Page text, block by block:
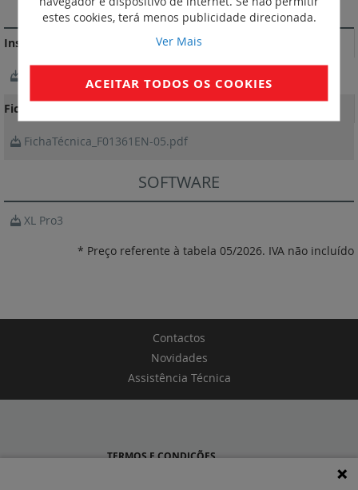
MAIS INFORMAÇÃO
Instruções de instalação e documentos relacionados
Fichas Técnicas
FichaTécnica_F01361EN-05.pdf
SOFTWARE
XL Pro3
* Preço referente à tabela 05/2026. IVA não incluído
Contactos
Novidades
Assistência Técnica
estes cookies, terá menos publicidade direcionada.
Ver Mais
ACEITAR TODOS OS COOKIES
TERMOS E CONDIÇÕES